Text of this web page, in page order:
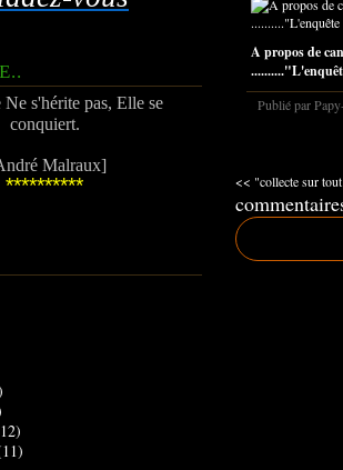
s'hérite pas, Elle se
conquiert.
Malraux]
**********
A propos de
Publié par
<< "collecte sur